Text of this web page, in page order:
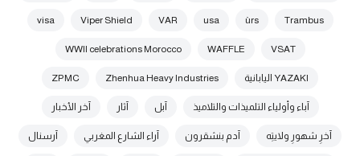
Trambus
ùrs
usa
VAR
Viper Shield
visa
VSAT
WAFFLE
WWII celebrations Morocco
YAZAKI اليابانية Zhenhua Heavy Industries
ZPMC
آباء وأولياء التلميذات والتلاميذ آبل آثار آخر الأخبار
آخرِ شهورِ ولايتِه آدم بنشقرون آراء الشارع المغربي آرسنال